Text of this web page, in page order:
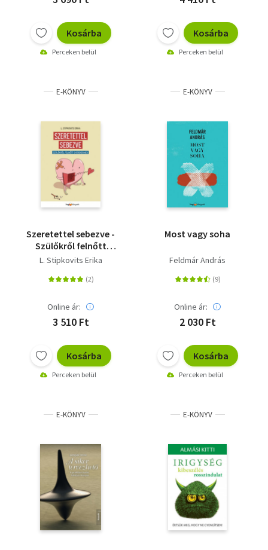
Kosárba
Perceken belül
Kosárba
Perceken belül
E-KÖNYV
Szeretettel sebezve -
Szülőkről felnőtt
gyerekeknek
L. Stipkovits Erika
Online ár:
3 510 Ft
Kosárba
Perceken belül
E-KÖNYV
Most vagy soha
Feldmár András
Online ár:
2 030 Ft
Kosárba
Perceken belül
E-KÖNYV E-KÖNYV